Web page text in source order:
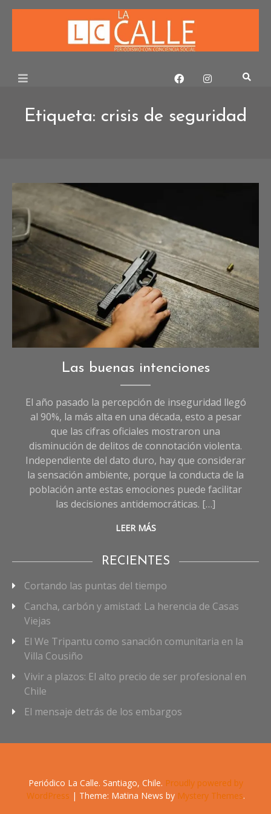
Skip
Etiqueta: crisis de seguridad
Opinión,
Sociedad
Las buenas intenciones
El año pasado la percepción de inseguridad llegó
al 90%, la más alta en una década, esto a pesar
que las cifras oficiales mostraron una
disminución de delitos de connotación violenta.
Independiente del dato duro, hay que considerar
la sensación ambiente, porque la conducta de la
población ante estas emociones puede facilitar
las decisiones antidemocráticas. […]
LEER MÁS
RECIENTES
Cortando las puntas del tiempo
Cancha, carbón y amistad: La herencia de Casas
Viejas
El We Tripantu como sanación comunitaria en la
Villa Cousiño
Vivir a plazos: El alto precio de ser profesional en
Chile
El mensaje detrás de los embargos
Periódico La Calle. Santiago, Chile. Proudly powered by
WordPress | Theme: Matina News by Mystery Themes.